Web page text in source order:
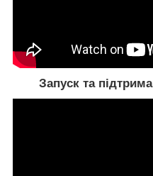
Запуск та